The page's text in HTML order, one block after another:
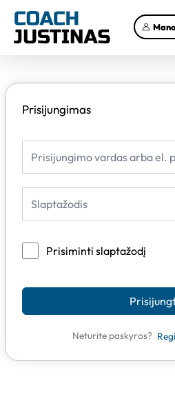
prie
turinio
Prisijungimas
Prisiminti slaptažodį
Neturite paskyros?